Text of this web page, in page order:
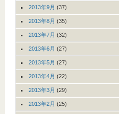
2013年9月 (37)
2013年8月 (35)
2013年7月 (32)
2013年6月 (27)
2013年5月 (27)
2013年4月 (22)
2013年3月 (29)
2013年2月 (25)